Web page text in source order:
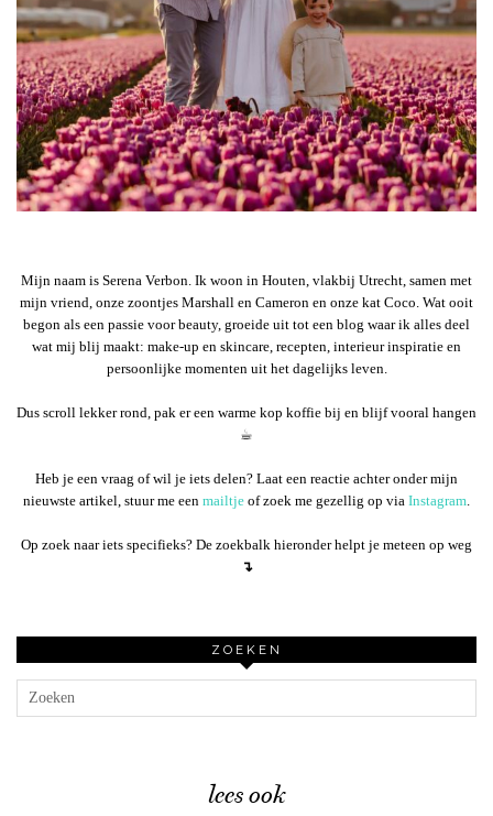
Mijn naam is Serena Verbon. Ik woon in Houten, vlakbij Utrecht, samen met
mijn vriend, onze zoontjes Marshall en Cameron en onze kat Coco. Wat ooit
begon als een passie voor beauty, groeide uit tot een blog waar ik alles deel
wat mij blij maakt: make-up en skincare, recepten, interieur inspiratie en
persoonlijke momenten uit het dagelijks leven.
Dus scroll lekker rond, pak er een warme kop koffie bij en blijf vooral hangen
☕︎
Heb je een vraag of wil je iets delen? Laat een reactie achter onder mijn
nieuwste artikel, stuur me een mailtje of zoek me gezellig op via Instagram
Op zoek naar iets specifieks? De zoekbalk hieronder helpt je meteen op weg
↴
ZOEKEN
lees ook